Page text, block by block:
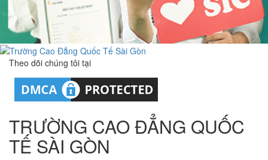
Theo dõi chúng tôi tại
TRƯỜNG CAO ĐẲNG QUỐC
TẾ SÀI GÒN